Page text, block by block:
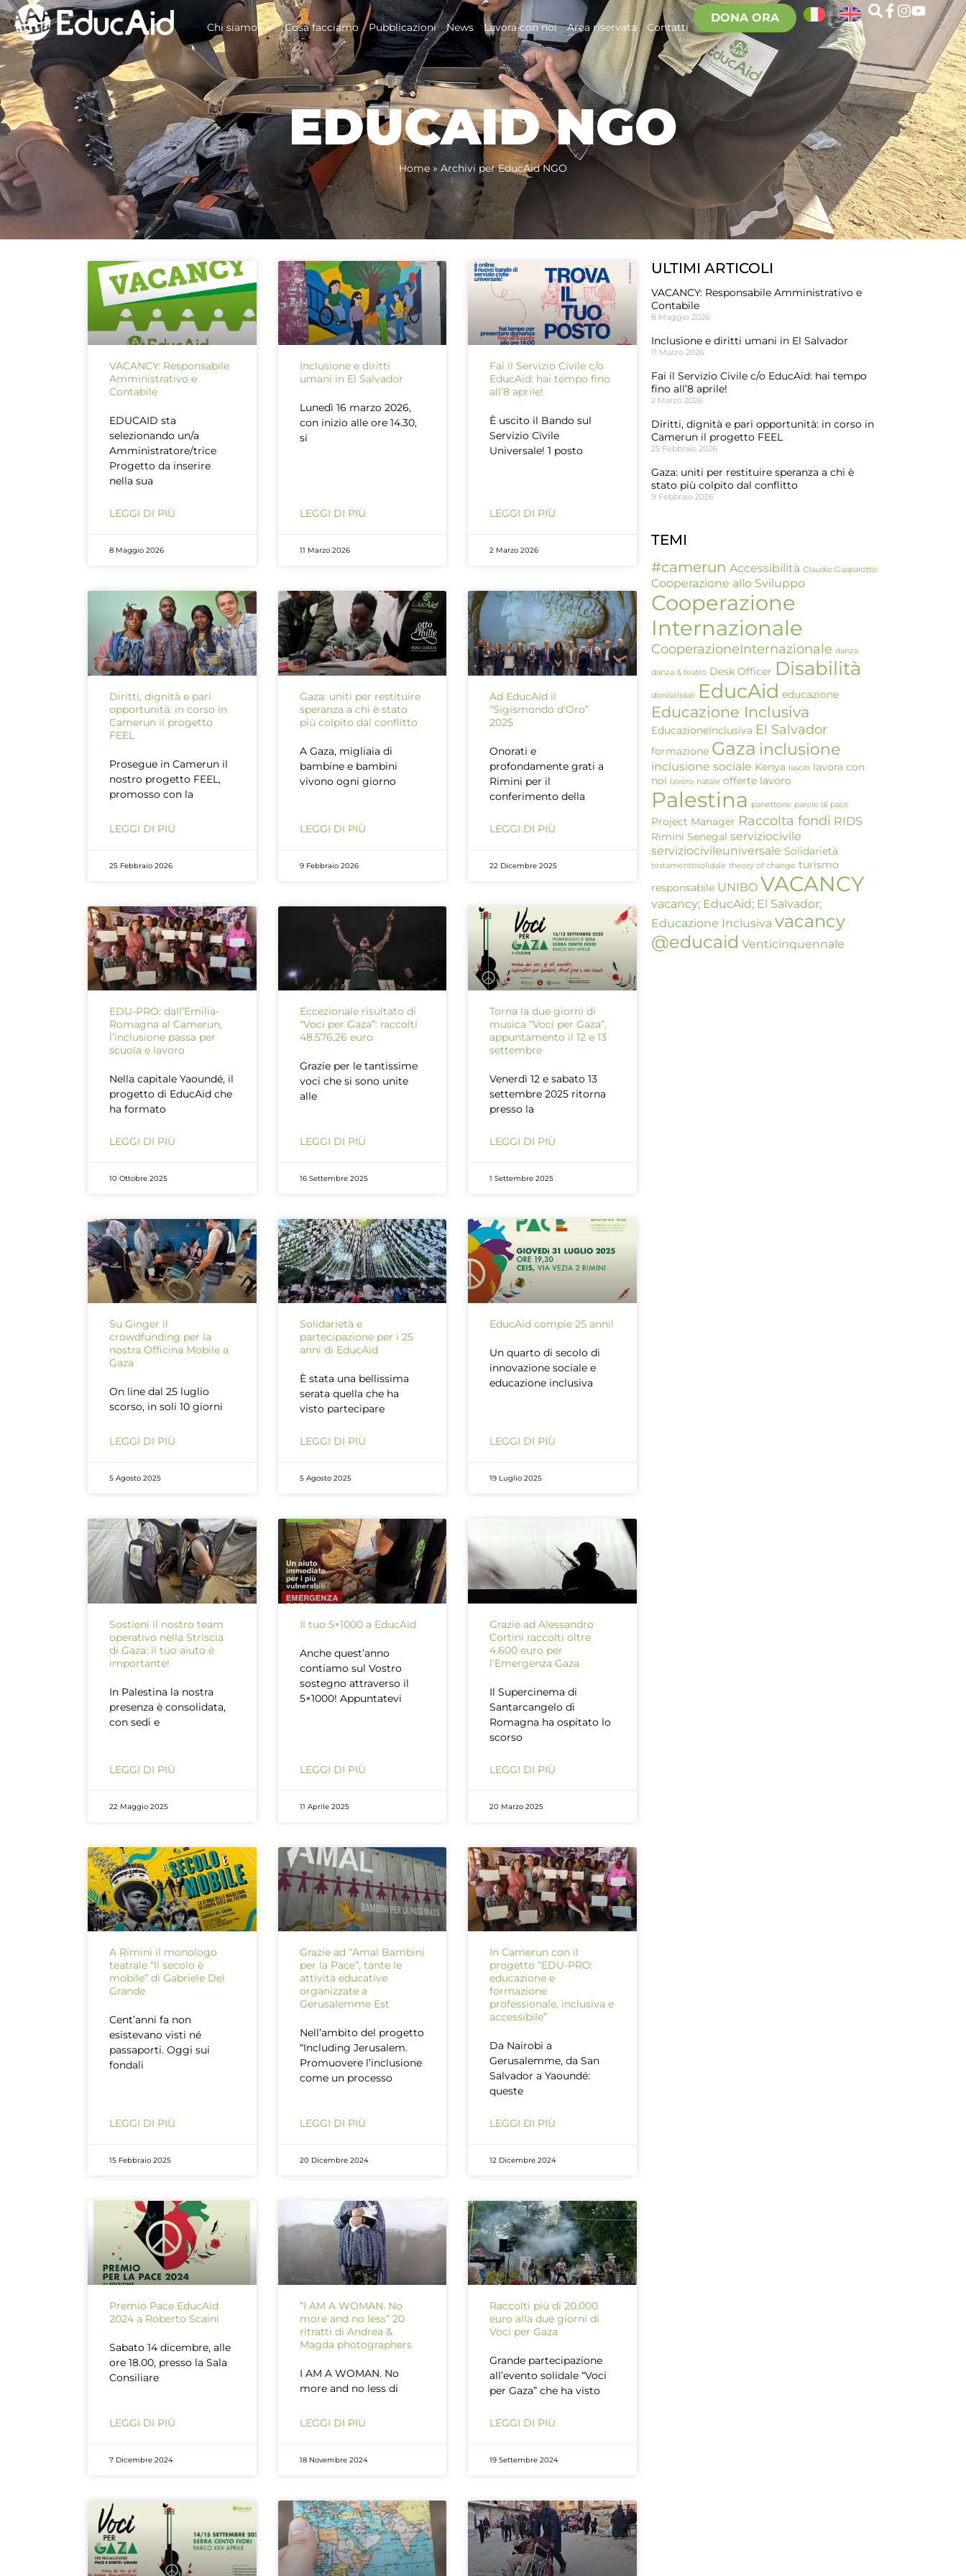
Chi siamo Cosa facciamo Pubblicazioni News Lavora con noi Area riservata Contatti
DONA ORA
EDUCAID NGO
Home » Archivi per EducAid NGO
VACANCY: Responsabile
Amministrativo e
Contabile
EDUCAID sta
selezionando un/a
Amministratore/trice
Progetto da inserire
nella sua
LEGGI DI PIÙ
8 Maggio 2026
Inclusione e diritti
umani in El Salvador
Lunedì 16 marzo 2026,
con inizio alle ore 14.30,
si
LEGGI DI PIÙ
11 Marzo 2026
Fai il Servizio Civile c/o
EducAid: hai tempo fino
all’8 aprile!
È uscito il Bando sul
Servizio Civile
Universale! 1 posto
LEGGI DI PIÙ
2 Marzo 2026
Diritti, dignità e pari
opportunità: in corso in
Camerun il progetto
FEEL
Prosegue in Camerun il
nostro progetto FEEL,
promosso con la
LEGGI DI PIÙ
25 Febbraio 2026
Gaza: uniti per restituire
speranza a chi è stato
più colpito dal conflitto
A Gaza, migliaia di
bambine e bambini
vivono ogni giorno
LEGGI DI PIÙ
9 Febbraio 2026
Ad EducAid il
“Sigismondo d’Oro”
2025
Onorati e
profondamente grati a
Rimini per il
conferimento della
LEGGI DI PIÙ
22 Dicembre 2025
EDU-PRO: dall’Emilia-
Romagna al Camerun,
l’inclusione passa per
scuola e lavoro
Nella capitale Yaoundé, il
progetto di EducAid che
ha formato
LEGGI DI PIÙ
10 Ottobre 2025
Eccezionale risultato di
“Voci per Gaza”: raccolti
48.576,26 euro
Grazie per le tantissime
voci che si sono unite
alle
LEGGI DI PIÙ
16 Settembre 2025
Torna la due giorni di
musica “Voci per Gaza”,
appuntamento il 12 e 13
settembre
Venerdì 12 e sabato 13
settembre 2025 ritorna
presso la
LEGGI DI PIÙ
1 Settembre 2025
Su Ginger il
crowdfunding per la
nostra Officina Mobile a
Gaza
On line dal 25 luglio
scorso, in soli 10 giorni
LEGGI DI PIÙ
5 Agosto 2025
Solidarietà e
partecipazione per i 25
anni di EducAid
È stata una bellissima
serata quella che ha
visto partecipare
LEGGI DI PIÙ
5 Agosto 2025
EducAid compie 25 anni!
Un quarto di secolo di
innovazione sociale e
educazione inclusiva
LEGGI DI PIÙ
19 Luglio 2025
Sostieni il nostro team
operativo nella Striscia
di Gaza: il tuo aiuto è
importante!
In Palestina la nostra
presenza è consolidata,
con sedi e
LEGGI DI PIÙ
22 Maggio 2025
Il tuo 5×1000 a EducAid
Anche quest’anno
contiamo sul Vostro
sostegno attraverso il
5×1000! Appuntatevi
LEGGI DI PIÙ
11 Aprile 2025
Grazie ad Alessandro
Cortini raccolti oltre
4.600 euro per
l’Emergenza Gaza
Il Supercinema di
Santarcangelo di
Romagna ha ospitato lo
scorso
LEGGI DI PIÙ
20 Marzo 2025
A Rimini il monologo
teatrale “Il secolo è
mobile” di Gabriele Del
Grande
Cent’anni fa non
esistevano visti né
passaporti. Oggi sui
fondali
LEGGI DI PIÙ
15 Febbraio 2025
Grazie ad “Amal Bambini
per la Pace”, tante le
attività educative
organizzate a
Gerusalemme Est
Nell’ambito del progetto
“Including Jerusalem.
Promuovere l’inclusione
come un processo
LEGGI DI PIÙ
20 Dicembre 2024
In Camerun con il
progetto “EDU-PRO:
educazione e
formazione
professionale, inclusiva e
accessibile”
Da Nairobi a
Gerusalemme, da San
Salvador a Yaoundé:
queste
LEGGI DI PIÙ
12 Dicembre 2024
Premio Pace EducAid
2024 a Roberto Scaini
Sabato 14 dicembre, alle
ore 18.00, presso la Sala
Consiliare
LEGGI DI PIÙ
7 Dicembre 2024
“I AM A WOMAN. No
more and no less” 20
ritratti di Andrea &
Magda photographers
I AM A WOMAN. No
more and no less di
LEGGI DI PIÙ
18 Novembre 2024
Raccolti più di 20.000
euro alla due giorni di
Voci per Gaza
Grande partecipazione
all’evento solidale “Voci
per Gaza” che ha visto
LEGGI DI PIÙ
19 Settembre 2024
ULTIMI ARTICOLI
VACANCY: Responsabile Amministrativo e
Contabile
8 Maggio 2026
Inclusione e diritti umani in El Salvador
11 Marzo 2026
Fai il Servizio Civile c/o EducAid: hai tempo
fino all’8 aprile!
2 Marzo 2026
Diritti, dignità e pari opportunità: in corso in
Camerun il progetto FEEL
25 Febbraio 2026
Gaza: uniti per restituire speranza a chi è
stato più colpito dal conflitto
9 Febbraio 2026
TEMI
#camerun Accessibilità Claudio Gasparotto
Cooperazione allo Sviluppo
Cooperazione
Internazionale
CooperazioneInternazionale danza
danza & teatro Desk Officer Disabilità
donisolidali EducAid educazione
Educazione Inclusiva
EducazioneInclusiva El Salvador
formazione Gaza inclusione
inclusione sociale Kenya lasciti lavora con
noi lavoro natale offerte lavoro
Palestina panettone parole di pace
Project Manager Raccolta fondi RIDS
Rimini Senegal serviziocivile
serviziocivileuniversale Solidarietà
testamentosolidale theory of change turismo
responsabile UNIBO VACANCY
vacancy; EducAid; El Salvador;
Educazione Inclusiva vacancy
@educaid Venticinquennale